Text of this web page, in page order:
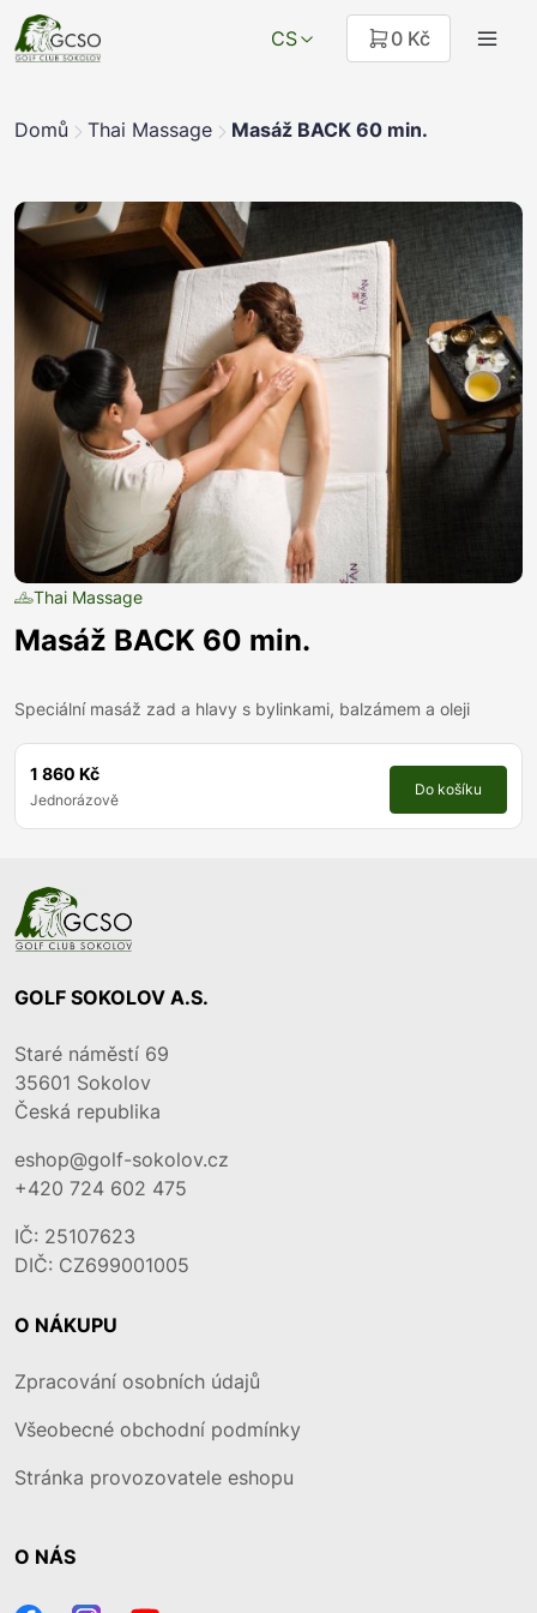
CS 0 Kč
Domů Thai Massage Masáž BACK 60 min.
Thai Massage
Masáž BACK 60 min.
Speciální masáž zad a hlavy s bylinkami, balzámem a oleji
1 860 Kč
Jednorázově
Do košíku
GOLF SOKOLOV A.S.
Staré náměstí 69
35601 Sokolov
Česká republika
eshop@golf-sokolov.cz
+420 724 602 475
IČ: 25107623
DIČ: CZ699001005
O NÁKUPU
Zpracování osobních údajů
Všeobecné obchodní podmínky
Stránka provozovatele eshopu
O NÁS